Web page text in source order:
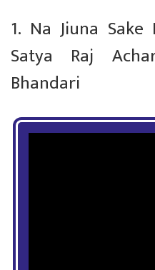
1. Na Jiuna
Satya Raj
Bhandari